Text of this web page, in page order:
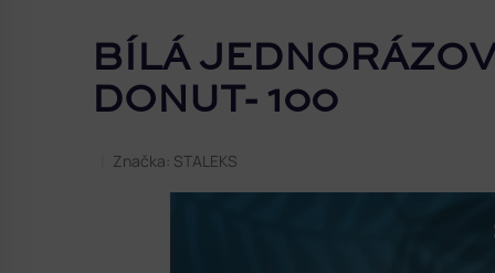
o
s
t
r
BÍLÁ
DONUT- 100
Značka: STALEKS